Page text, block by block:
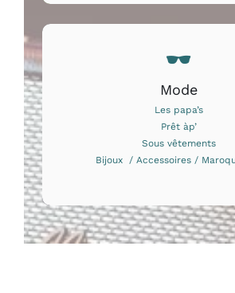
Mode
Les papa’s
Prêt àp’
Sous vêtements
Bijoux / Accessoires /